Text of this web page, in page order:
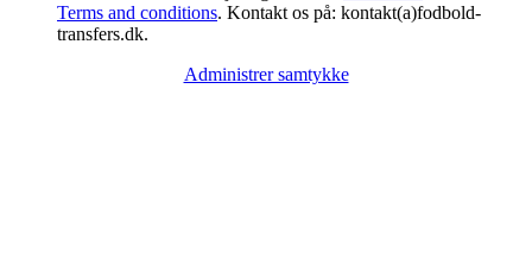
Terms and conditions. Kontakt os på: kontakt(a)fodbold-
transfers.dk.
Administrer samtykke